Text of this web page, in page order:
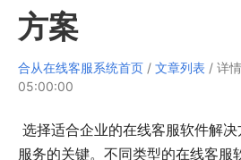
方案
合从在线客服系统首页 / 文章列表 / 详情
05:00:00
选择适合企业的在线客服软件解
服务的关键。不同类型的在线客服